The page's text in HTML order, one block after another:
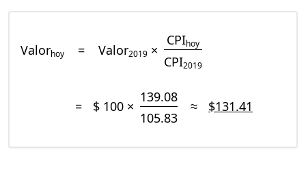
Valorhoy = Valor2019 ×
CPIhoy
CPI2019
= $ 100 ×
139.08
105.83
≈ $131.41